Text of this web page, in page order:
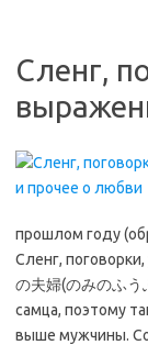
Сленг,
прошлом году
Сленг,
の夫婦(のみのふう
самца, поэтому
выше мужчины.